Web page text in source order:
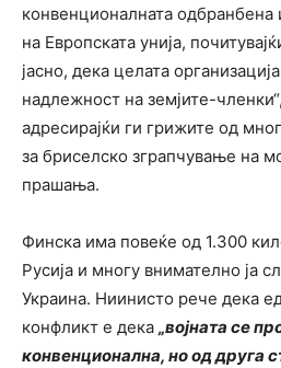
конвенционалната
на Европската унија,
јасно, дека целата
надлежност на земјите-
адресирајќи ги грижите од
за бриселско зграпчување на
прашања.
Финска има повеќе од 1.300
Русија и многу внимателно ја
Украина. Ниинисто рече дека
конфликт е дека „војната се
конвенционална, но од друга